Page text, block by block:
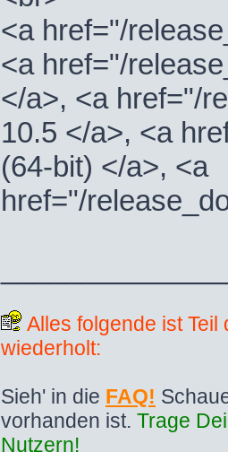
<a href="/
<a href="/
</a>, <a href="/
10.5 </a>, <a
(64-bit) </a>, <a
href="/
Alles folgende ist
wiederholt:
Sieh' in die FAQ!
vorhanden ist. Trage
Nutzern!